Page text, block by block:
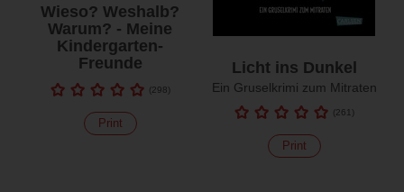
Wieso? Weshalb?
Warum? - Meine
Kindergarten-
Freunde
(298)
Print
Licht ins Dunkel
Ein Gruselkrimi zum Mitraten
(261 )
Print